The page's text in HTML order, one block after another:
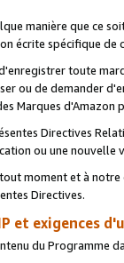
manière que ce
écrite spécifique de
toute
ou de demander
Marques
Directives
ou une nouvelle
moment et à
Directives.
et exigences
du Programme